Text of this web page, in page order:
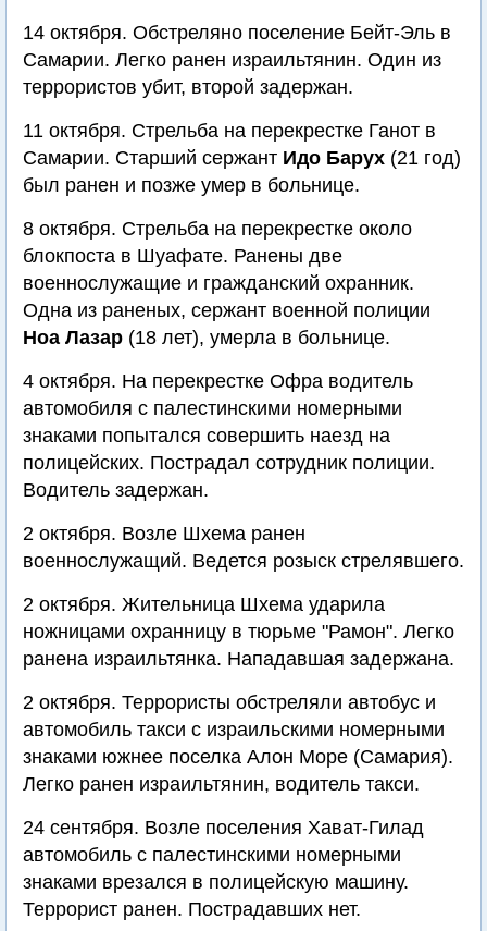
14 октября. Обстреляно поселение Бейт-Эль в
Самарии. Легко ранен израильтянин. Один из
террористов убит, второй задержан.
11 октября. Стрельба на перекрестке Ганот в
Самарии. Старший сержант Идо Барух (21 год)
был ранен и позже умер в больнице.
8 октября. Стрельба на перекрестке около
блокпоста в Шуафате. Ранены две
военнослужащие и гражданский охранник.
Одна из раненых, сержант военной полиции
Ноа Лазар (18 лет), умерла в больнице.
4 октября. На перекрестке Офра водитель
автомобиля с палестинскими номерными
знаками попытался совершить наезд на
полицейских. Пострадал сотрудник полиции.
Водитель задержан.
2 октября. Возле Шхема ранен
военнослужащий. Ведется розыск стрелявшего.
2 октября. Жительница Шхема ударила
ножницами охранницу в тюрьме "Рамон". Легко
ранена израильтянка. Нападавшая задержана.
2 октября. Террористы обстреляли автобус и
автомобиль такси с израильскими номерными
знаками южнее поселка Алон Море (Самария).
Легко ранен израильтянин, водитель такси.
24 сентября. Возле поселения Хават-Гилад
автомобиль с палестинскими номерными
знаками врезался в полицейскую машину.
Террорист ранен. Пострадавших нет.